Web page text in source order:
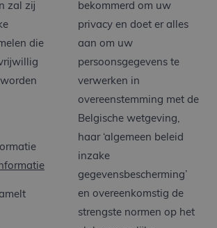
zal zij
die
bekommerd om uw
privacy en doet er alles
aan om uw
persoonsgegevens te
verwerken in
overeenstemming met de
Belgische wetgeving,
haar ‘algemeen beleid
inzake
gegevensbescherming’
en overeenkomstig de
strengste normen op het